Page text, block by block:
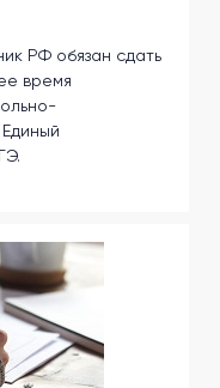
РФ обязан сдать
время